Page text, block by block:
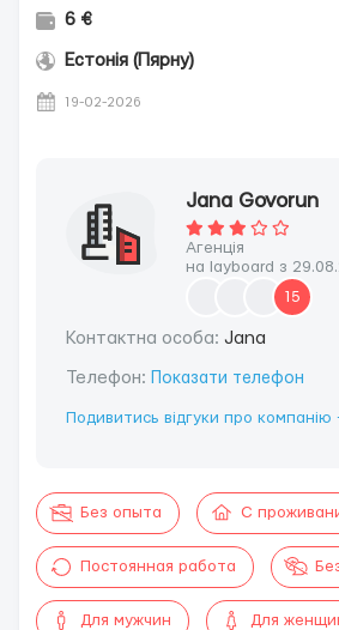
6 €
Естонія (Пярну)
19-02-2026
Jana Govorun
Агенція
на layboard з
15
Контактна особа: Jana
Телефон: Показати телефон
Подивитись відгуки про
Без опыта С
Постоянная работа
Для мужчин Для